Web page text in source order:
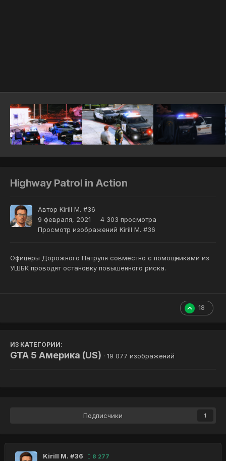
Highway Patrol in Action
Автор Kirill M. #36
9 февраля, 2021
4 303 просмотра
Просмотр изображений Kirill M. #36
Офицеры Дорожного Патруля совместно с помощниками из
УШБК проводят остановку повышенного риска.
18
ИЗ КАТЕГОРИИ:
GTA 5 Америка (US) · 19 077 изображений
Подписчики 1
Kirill M. #36 8 277